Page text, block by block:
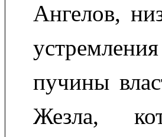
Ангелов,
пучины
Жезла,